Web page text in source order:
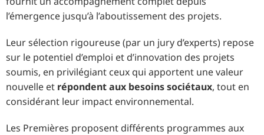
l’émergence jusqu’à l’aboutissement des projets.
Leur sélection rigoureuse (par un jury d’experts) repose
sur le potentiel d’emploi et d’innovation des projets
soumis, en privilégiant ceux qui apportent une valeur
nouvelle et répondent aux besoins sociétaux, tout en
considérant leur impact environnemental.
Les Premières proposent différents programmes aux